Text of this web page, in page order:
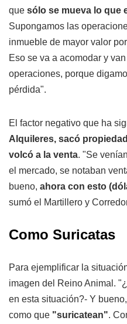
que sólo se mueva lo que
Supongamos las
inmueble de mayor valor
Eso se va a acomodar y
operaciones, porque
pérdida".
El factor negativo que ha
Alquileres, sacó
volcó a la venta. "Se
el mercado, se notaban
bueno, ahora con esto
sumó el Martillero y
Como Suricatas
Para ejemplificar la
imagen del Reino Animal.
en esta situación?- Y
como que "suricatean".